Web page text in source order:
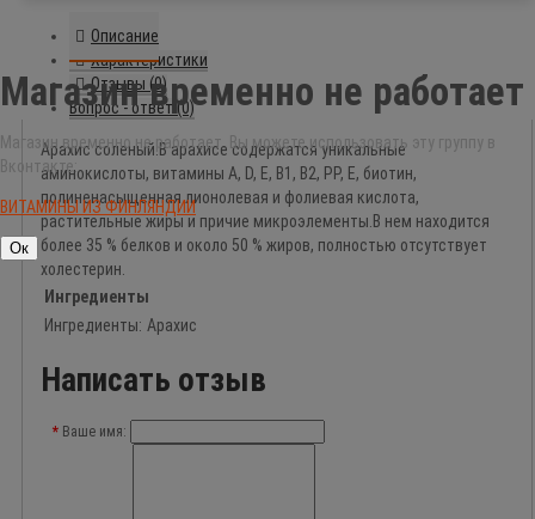
Описание
Характеристики
Отзывы (0)
Вопрос - ответ (0)
Арахис соленый.В арахисе содержатся уникальные
аминокислоты, витамины A, D, E, В1, В2, РР, Е, биотин,
полиненасыщенная лионолевая и фолиевая кислота,
растительные жиры и причие микроэлементы.В нем находится
более 35 % белков и около 50 % жиров, полностью отсутствует
холестерин.
Ингредиенты
Ингредиенты: Арахис
Написать отзыв
Ваше имя:
Магазин временно не работает
Магазин временно не работает. Вы можете использовать эту группу в
Вконтакте:
ВИТАМИНЫ ИЗ ФИНЛЯНДИИ
Ок